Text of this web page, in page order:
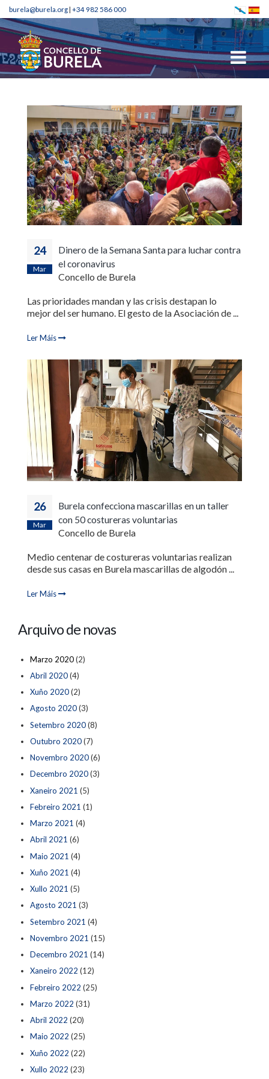
burela@burela.org| +34 982 586 000
24
Mar
Dinero de la Semana Santa para luchar contra
el coronavirus
Concello de Burela
Las prioridades mandan y las crisis destapan lo
mejor del ser humano. El gesto de la Asociación de ...
Ler Máis
26
Mar
Burela confecciona mascarillas en un taller
con 50 costureras voluntarias
Concello de Burela
Medio centenar de costureras voluntarias realizan
desde sus casas en Burela mascarillas de algodón ...
Ler Máis
Arquivo de novas
Marzo 2020(2)
Abril 2020(4)
Xuño 2020(2)
Agosto 2020(3)
Setembro 2020(8)
Outubro 2020(7)
Novembro 2020(6)
Decembro 2020(3)
Xaneiro 2021 (5)
Febreiro 2021 (1)
Marzo 2021 (4)
Abril 2021 (6)
Maio 2021 (4)
Xuño 2021 (4)
Xullo 2021 (5)
Agosto 2021 (3)
Setembro 2021 (4)
Novembro 2021 (15)
Decembro 2021 (14)
Xaneiro 2022 (12)
Febreiro 2022 (25)
Marzo 2022 (31)
Abril 2022 (20)
Maio 2022 (25)
Xuño 2022 (22)
Xullo 2022 (23)